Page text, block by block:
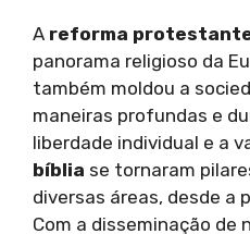
A reforma
panorama religioso da
também moldou a
maneiras profundas e
liberdade individual e a
bíblia se tornaram
diversas áreas, desde a
Com a disseminação de